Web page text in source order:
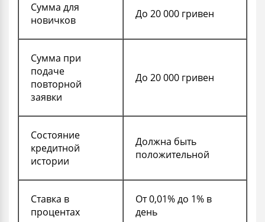
Сумма для
новичков
До 20 000 гривен
Сумма при
подаче
повторной
заявки
До 20 000 гривен
Состояние
кредитной
истории
Должна быть
положительной
Ставка в
процентах
От 0,01% до 1% в
день